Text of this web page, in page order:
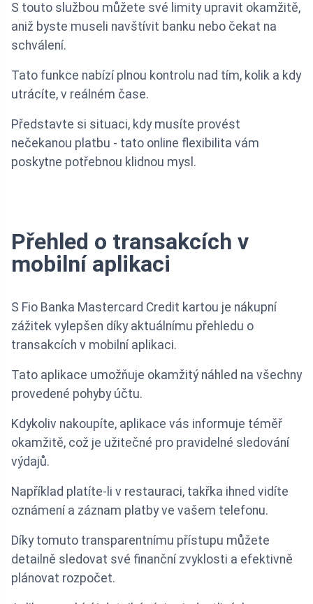
S touto službou můžete své limity upravit okamžitě,
aniž byste museli navštívit banku nebo čekat na
schválení.
Tato funkce nabízí plnou kontrolu nad tím, kolik a kdy
utrácíte, v reálném čase.
Představte si situaci, kdy musíte provést
nečekanou platbu - tato online flexibilita vám
poskytne potřebnou klidnou mysl.
Přehled o transakcích v
mobilní aplikaci
S Fio Banka Mastercard Credit kartou je nákupní
zážitek vylepšen díky aktuálnímu přehledu o
transakcích v mobilní aplikaci.
Tato aplikace umožňuje okamžitý náhled na všechny
provedené pohyby účtu.
Kdykoliv nakoupíte, aplikace vás informuje téměř
okamžitě, což je užitečné pro pravidelné sledování
výdajů.
Například platíte-li v restauraci, takřka ihned vidíte
oznámení a záznam platby ve vašem telefonu.
Díky tomuto transparentnímu přístupu můžete
detailně sledovat své finanční zvyklosti a efektivně
plánovat rozpočet.